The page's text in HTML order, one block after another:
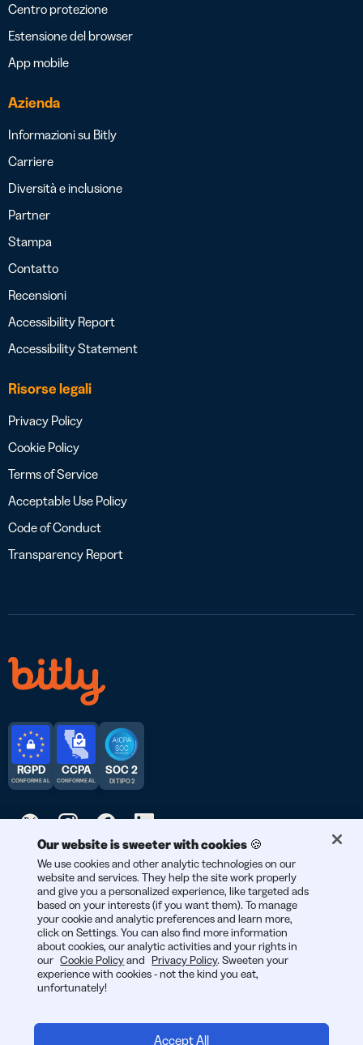
Centro protezione
Estensione del browser
App mobile
Azienda
Informazioni su Bitly
Carriere
Diversità e inclusione
Partner
Stampa
Contatto
Recensioni
Accessibility Report
Accessibility Statement
Risorse legali
Privacy Policy
Cookie Policy
Terms of Service
Acceptable Use Policy
Code of Conduct
Transparency Report
© 2025 Bitly | Realizzato con amore a New York City, Denver,
Berlino e in tutto il mondo.
RGPD
CONFORME AL
CCPA
CONFORME AL
SOC 2
DI TIPO 2
Our website is sweeter with cookies 🍪
We use cookies and other analytic technologies on our
website and services. They help the site work properly
and give you a personalized experience, like targeted ads
based on your interests (if you want them). To manage
your cookie and analytic preferences and learn more,
click on Settings. You can also find more information
about cookies, our analytic activities and your rights in
our Cookie Policyand Privacy Policy. Sweeten your
experience with cookies - not the kind you eat,
unfortunately!
Accept All